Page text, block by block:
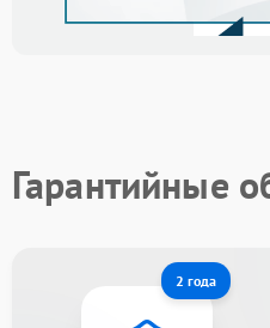
Гарантийные
2 года